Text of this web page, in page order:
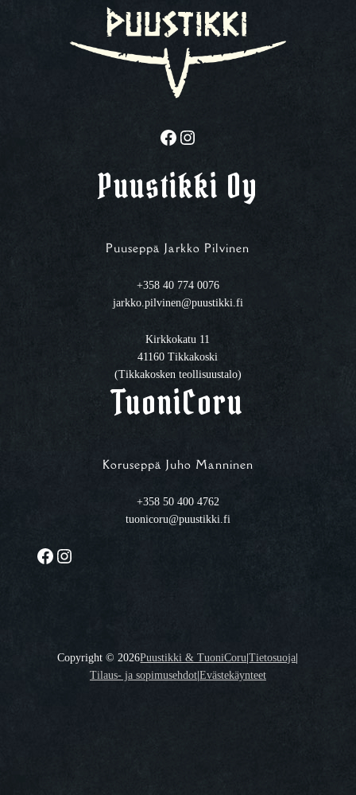
Facebook Instagram
Puustikki Oy
Puuseppä Jarkko Pilvinen
+358 40 774 0076
jarkko.pilvinen@puustikki.fi
Kirkkokatu 11
41160 Tikkakoski
(Tikkakosken teollisuustalo)
TuoniCoru
Koruseppä Juho Manninen
+358 50 400 4762
tuonicoru@puustikki.fi
Facebook Instagram
Copyright ©2026Puustikki & TuoniCoru|Tietosuoja|
Tilaus- ja sopimusehdot|Evästekäynteet